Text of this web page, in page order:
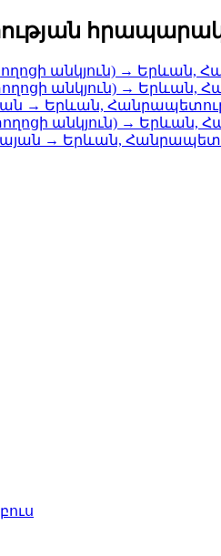
անկյուն) → Երևան,
անկյուն) → Երևան,
→ Երևան,
անկյուն) → Երևան,
→ Երևան,